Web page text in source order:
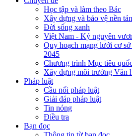
Học tập và làm theo Bác
Xây dựng và bảo vệ nền
Đời sống xanh
Việt Nam - Kỷ nguyên
Quy hoạch mạng lưới cơ
2045
Chương trình Mục tiêu
Xây dựng môi trường Văn
Pháp luật
Cầu nối pháp luật
Giải đáp pháp luật
Tin nóng
Điều tra
Bạn đọc